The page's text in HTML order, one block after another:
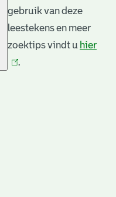
gebruik van deze
leestekens en meer
zoektips vindt u hier
.